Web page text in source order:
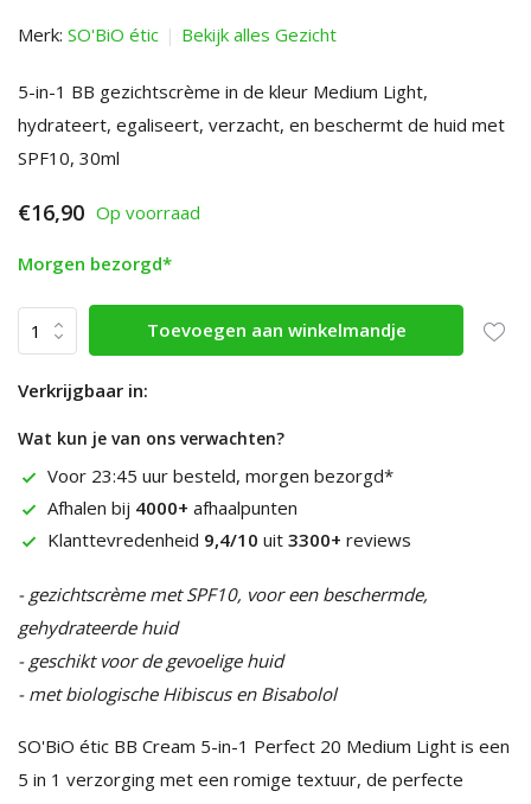
Merk: SO'BiO étic Bekijk alles Gezicht
5-in-1 BB gezichtscrème in de kleur Medium Light,
hydrateert, egaliseert, verzacht, en beschermt de huid met
SPF10, 30ml
€16,90 Op voorraad
Morgen bezorgd*
Toevoegen aan winkelmandje
Verkrijgbaar in:
Wat kun je van ons verwachten?
Voor 23:45 uur besteld, morgen bezorgd*
Afhalen bij 4000+ afhaalpunten
Klanttevredenheid 9,4/10 uit 3300+ reviews
- gezichtscrème met SPF10, voor een beschermde,
gehydrateerde huid
- geschikt voor de gevoelige huid
- met biologische Hibiscus en Bisabolol
SO'BiO étic BB Cream 5-in-1 Perfect 20 Medium Light is een
5 in 1 verzorging met een romige textuur, de perfecte